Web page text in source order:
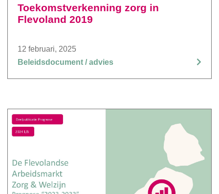
Toekomstverkenning zorg in
Flevoland 2019
12 februari, 2025
Beleidsdocument / advies